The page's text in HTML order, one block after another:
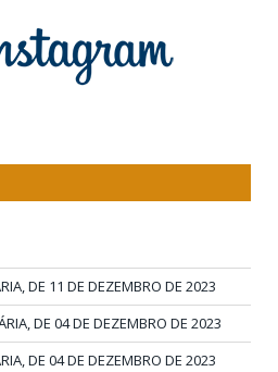
DE 11 DE DEZEMBRO DE 2023
DE 04 DE DEZEMBRO DE 2023
DE 04 DE DEZEMBRO DE 2023